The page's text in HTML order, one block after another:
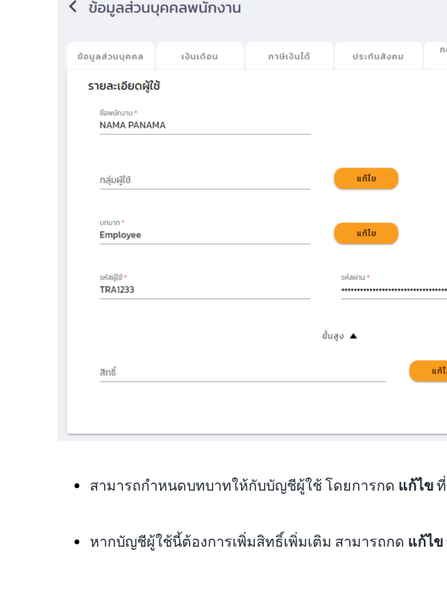
สามารถกำหนดบทบาทให้กับบัญชีผู้ใช้ โดยการกด แก้ไขที่
หากบัญชีผู้ใช้นี้ต้องการเพิ่มสิทธิ์เพิ่มเติม สามารถกด แก้ไข